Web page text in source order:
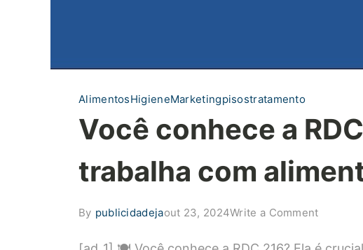
AlimentosHigieneMarketingpisostratamento
Você conhece a
trabalha com
By publicidadejaout 23, 2024Write a Commenton